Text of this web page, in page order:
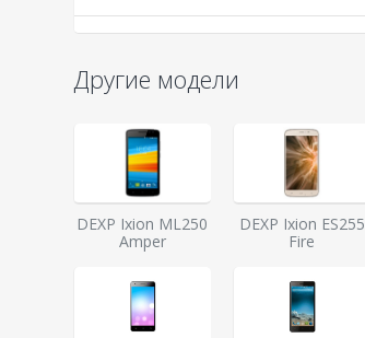
Другие модели
DEXP Ixion ML250
Amper
DEXP Ixion ES255
Fire